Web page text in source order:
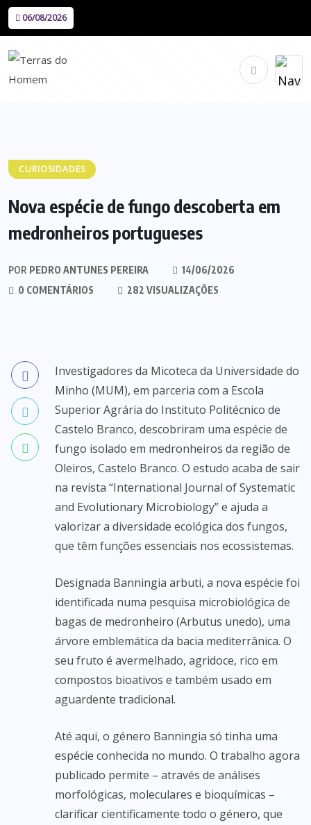
06/08/2026
CURIOSIDADES
Nova espécie de fungo descoberta em
medronheiros portugueses
POR PEDRO ANTUNES PEREIRA
14/06/2026
0 COMENTÁRIOS
282 VISUALIZAÇÕES
Investigadores da Micoteca da Universidade do
Minho (MUM), em parceria com a Escola
Superior Agrária do Instituto Politécnico de
Castelo Branco, descobriram uma espécie de
fungo isolado em medronheiros da região de
Oleiros, Castelo Branco. O estudo acaba de sair
na revista “International Journal of Systematic
and Evolutionary Microbiology” e ajuda a
valorizar a diversidade ecológica dos fungos,
que têm funções essenciais nos ecossistemas.
Designada Banningia arbuti, a nova espécie foi
identificada numa pesquisa microbiológica de
bagas de medronheiro (Arbutus unedo), uma
árvore emblemática da bacia mediterrânica. O
seu fruto é avermelhado, agridoce, rico em
compostos bioativos e também usado em
aguardente tradicional.
Até aqui, o género Banningia só tinha uma
espécie conhecida no mundo. O trabalho agora
publicado permite – através de análises
morfológicas, moleculares e bioquímicas –
clarificar cientificamente todo o género, que